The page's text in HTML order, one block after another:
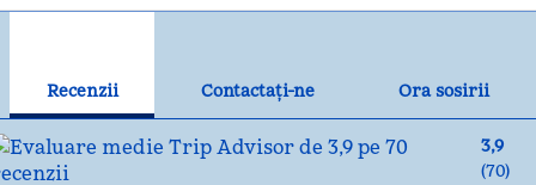
Recenzii Contactaţi-ne
Ora sosirii
3,9
(70)